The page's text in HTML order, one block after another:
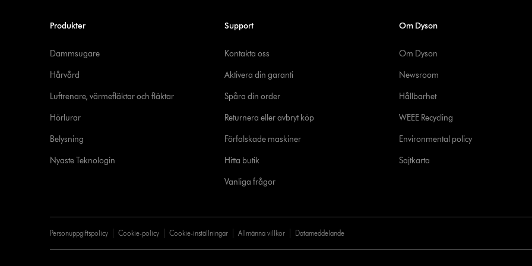
Produkter
Dammsugare
Hårvård
Luftrenare, värmefläktar och fläktar
Hörlurar
Belysning
Nyaste Teknologin
Support
Kontakta oss
Aktivera din garanti
Spåra din order
Returnera eller avbryt köp
Förfalskade maskiner
Hitta butik
Vanliga frågor
Om Dyson
Om Dyson
Newsroom
Hållbarhet
WEEE Recycling
Environmental policy
Sajtkarta
Personuppgiftspolicy Cookie-policy Cookie-inställningar Allmänna villkor Datameddelande